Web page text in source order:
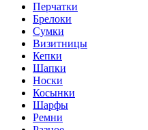
Перчатки
Брелоки
Сумки
Визитницы
Кепки
Шапки
Носки
Косынки
Шарфы
Ремни